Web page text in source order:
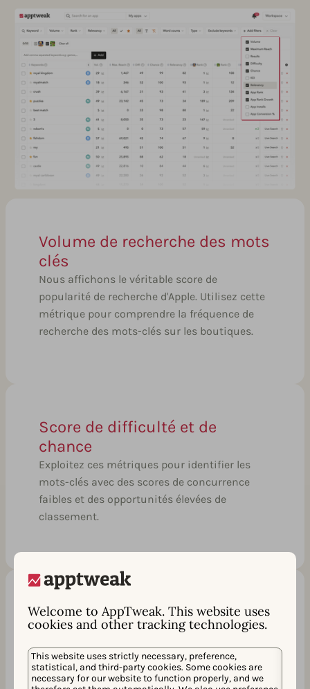
Welcome to AppTweak. This website uses
cookies and other tracking technologies.
This website uses strictly necessary, preference,
statistical, and third-party cookies. Some cookies are
necessary for our website to function properly, and we
Volume de recherche des mots
clés
Nous affichons le véritable score de
popularité de recherche d'Apple. Utilisez cette
métrique pour comprendre la fréquence de
recherche des mots-clés sur les boutiques.
Score de difficulté et de
chance
Exploitez ces métriques pour identifier les
mots-clés avec des scores de concurrence
faibles et des opportunités élevées de
classement.
Installations organiques par
mot clé
Estimez les téléchargements organiques que
chaque mot clé génère pour votre application
et identifiez les mots clés à forte valeur